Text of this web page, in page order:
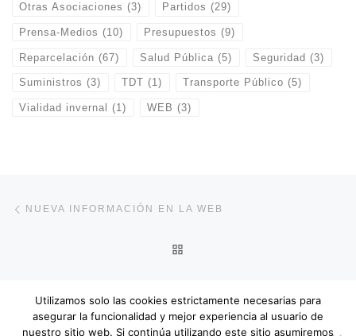
Otras Asociaciones (3) Partidos (29)
Prensa-Medios (10) Presupuestos (9)
Reparcelación (67) Salud Pública (5) Seguridad (3)
Suministros (3) TDT (1) Transporte Público (5)
Vialidad invernal (1) WEB (3)
Navegación de entradas
NUEVA INFORMACIÓN EN LA WEB
Utilizamos solo las cookies estrictamente necesarias para
asegurar la funcionalidad y mejor experiencia al usuario de
nuestro sitio web. Si continúa utilizando este sitio asumiremos